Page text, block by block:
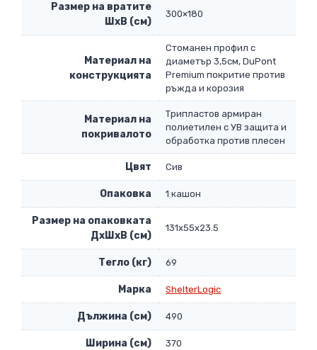
Размер на вратите
ШхВ (см)
300×180
Материал на
конструкцията
Стоманен профил с
диаметър 3,5см, DuPont
Premium покритие против
ръжда и корозия
Материал на
покривалото
Трипластов армиран
полиетилен с УВ защита и
обработка против плесен
Цвят Сив
Опаковка 1 кашон
Размер на опаковката
ДxШxВ (см)
131х55х23.5
Тегло (кг) 69
Марка ShelterLogic
Дължина (см) 490
Ширина (см) 370